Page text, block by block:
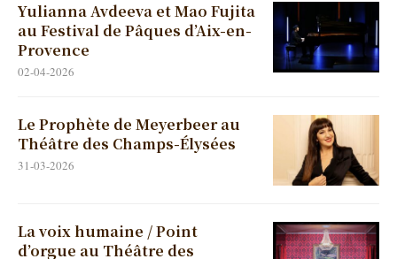
Yulianna Avdeeva et Mao Fujita
au Festival de Pâques d’Aix-en-
Provence
02-04-2026
Le Prophète de Meyerbeer au
Théâtre des Champs-Élysées
31-03-2026
La voix humaine / Point
d’orgue au Théâtre des